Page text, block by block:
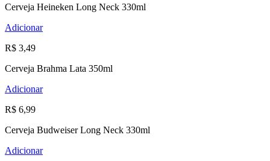
Cerveja Heineken Long Neck 330ml
Adicionar
R$ 3,49
Cerveja Brahma Lata 350ml
Adicionar
R$ 6,99
Cerveja Budweiser Long Neck 330ml
Adicionar